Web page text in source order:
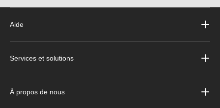
Aide
Services et solutions
À propos de nous